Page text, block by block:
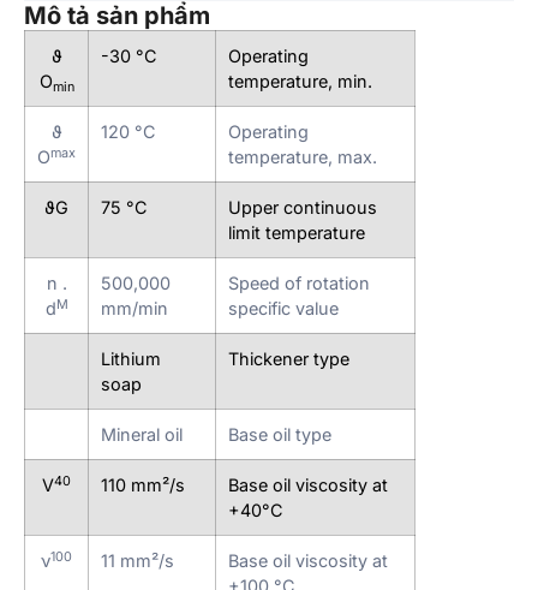
Mô tả sản phẩm
ϑ
Omin
-30 °C
Operating
temperature, min.
ϑ
Omax
120 °C
Operating
temperature, max.
ϑG 75 °C
Upper continuous
limit temperature
n .
dM
500,000
mm/min
Speed of rotation
specific value
Lithium
soap
Thickener type
Mineral oil Base oil type
V40 110 mm²/s
Base oil viscosity at
+40°C
ν100 11 mm²/s
Base oil viscosity at
+100 °C